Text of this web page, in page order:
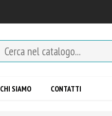
CHI SIAMO CONTATTI